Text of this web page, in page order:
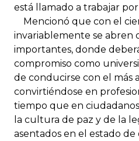
está llamado a trabajar
Mencionó que con el
invariablemente se abren
importantes, donde
compromiso como
de conducirse con el más
convirtiéndose en
tiempo que en
la cultura de paz y de la
asentados en el estado de